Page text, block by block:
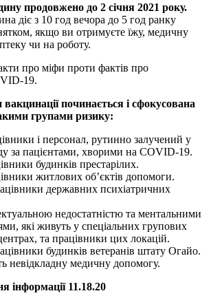
продовжено до 2 січня 2021 року.
діє з 10 год вечора до 5 год ранку
, якщо ви отримуєте їжу, медичну
чи на роботу.
про міфи проти фактів про
19.
починається і сфокусована
групами ризику:
і персонал, рутинно залучений у
за пацієнтами, хворими на COVID-19.
будинків престарілих.
житлових об’єктів допомоги.
державних психіатричних
недостатністю та ментальними
які живуть у спеціальних групових
та працівники цих локацій.
будинків ветеранів штату Огайо.
невідкладну медичну допомогу.
інформації11.18.20